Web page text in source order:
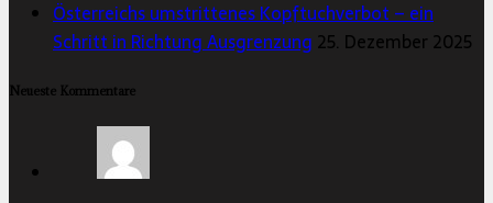
Österreichs umstrittenes Kopftuchverbot – ein
Schritt in Richtung Ausgrenzung 25. Dezember 2025
Neueste Kommentare